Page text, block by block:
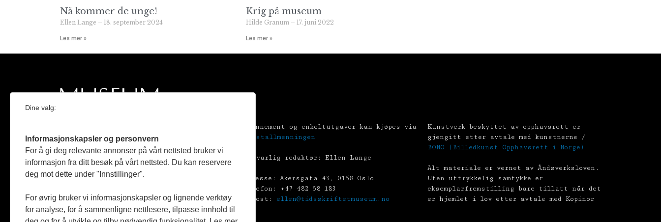
Nå kommer de unge!
Ellen Lange 18. september 2024
Les mer »
Krig på museum
Hilde Granum 17. juni 2022
Les mer »
Medlem i Norsk tidsskriftforening og
Fagpressen
Støttet av Kulturrådet og Norges
Følger Redaktørplakaten og Vær Varsom-
plakaten
Abonnement og enkeltutgaver kan kjøpes via
Tekstallmenningen
Ansvarlig redaktør: Ellen Lange
Adresse: Akersgata 43, 0158 Oslo
Telefon: +47 482 58 183
E-post: ellen@tidsskriftetmuseum.no
Kunstverk beskyttet av opphavsrett er
gjengitt etter avtale med kunstnerne /
BONO (Billedkunst Opphavsrett i Norge)
Alt materiale er vernet av Åndsverksloven.
Uten uttrykkelig samtykke er
eksemplarfremstilling bare tillatt når det
er hjemlet i lov etter avtale med Kopinor
Dine valg:
Informasjonskapsler og personvern
For å gi deg relevante annonser på vårt nettsted bruker vi
informasjon fra ditt besøk på vårt nettsted. Du kan reservere
deg mot dette under "Innstillinger".
For øvrig bruker vi informasjonskapsler og lignende verktøy
for analyse, for å sammenligne nettlesere, tilpasse innhold til